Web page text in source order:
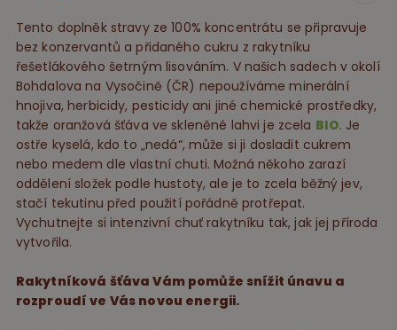
Tento doplněk stravy ze 100% koncentrátu se připravuje
bez konzervantů a přidaného cukru z rakytníku
řešetlákového šetrným lisováním. V našich sadech v okolí
Bohdalova na Vysočině (ČR) nepoužíváme minerální
hnojiva, herbicidy, pesticidy ani jiné chemické prostředky,
takže oranžová šťáva ve skleněné lahvi je zcela BIO. Je
ostře kyselá, kdo to „nedá“, může si ji dosladit cukrem
nebo medem dle vlastní chuti. Možná někoho zarazí
oddělení složek podle hustoty, ale je to zcela běžný jev,
stačí tekutinu před použití pořádně protřepat.
Vychutnejte si intenzivní chuť rakytníku tak, jak jej příroda
vytvořila.
Rakytníková šťáva Vám pomůže snížit únavu a
rozproudí ve Vás novou energii.